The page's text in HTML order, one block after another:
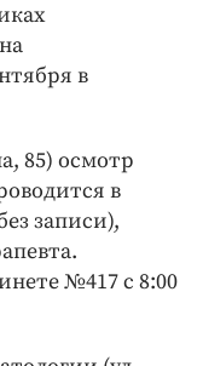
в
85) осмотр
в
записи),
№417 с 8:00